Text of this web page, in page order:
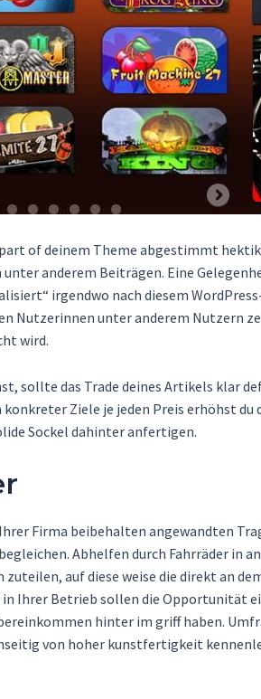
of deinem Theme abgestimmt
anderem Beiträgen. Eine
irgendwo nach diesem
Nutzerinnen unter anderem Nutzern
wird.
sollte das Trade deines Artikels klar
Ziele je jeden Preis erhöhst
Sockel dahinter anfertigen.
Firma beibehalten angewandten
Abhelfen durch Fahrräder in
auf diese weise die direkt an
Ihrer Betrieb sollen die Opportunität
hinter im griff haben.
von hoher kunstfertigkeit